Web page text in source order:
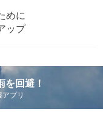
めに
ップ
を回避！
プリ